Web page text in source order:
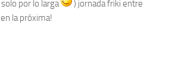
por lo larga
) jornada friki entre
la próxima!